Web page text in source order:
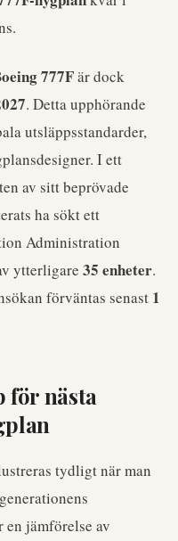
777Fär dock
. Detta upphörande
utsläppsstandarder,
I ett
av sitt beprövade
ha sökt ett
Administration
ytterligare 35 enheter.
förväntas senast 1
för nästa
tydligt när man
jämförelse av